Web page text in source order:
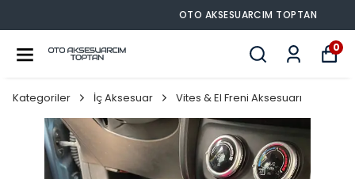
OTO AKSESUARCIM TOPTAN
0
Kategoriler İç Aksesuar Vites & El Freni Aksesuarı